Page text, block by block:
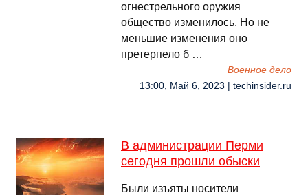
огнестрельного оружия
общество изменилось. Но не
меньшие изменения оно
претерпело б …
Военное дело
13:00, Май 6, 2023 | techinsider.ru
В администрации Перми
сегодня прошли обыски
Были изъяты носители